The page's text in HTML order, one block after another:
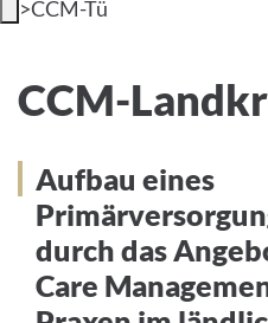
PRESS
English
Impressum
>CCM-Tü
CCM-Landkreis
CCM-
Aufbau eines
durch das
Care